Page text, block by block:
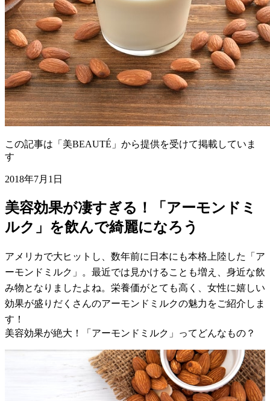
この記事は「美BEAUTÉ」から提供を受けて掲載していま
す
2018年7月1日
美容効果が凄すぎる！「アーモンドミ
ルク」を飲んで綺麗になろう
アメリカで大ヒットし、数年前に日本にも本格上陸した「ア
ーモンドミルク」。最近では見かけることも増え、身近な飲
み物となりましたよね。栄養価がとても高く、女性に嬉しい
効果が盛りだくさんのアーモンドミルクの魅力をご紹介しま
す！
美容効果が絶大！「アーモンドミルク」ってどんなもの？